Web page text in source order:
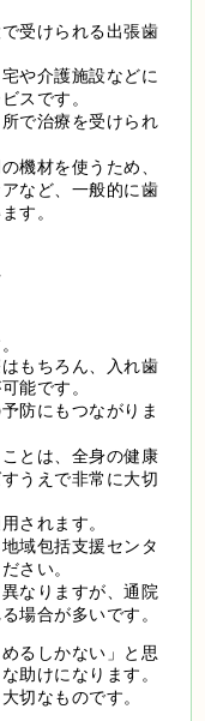
受けられる出張歯
や介護施設などに
スです。
で治療を受けられ
機材を使うため、
など、一般的に歯
す。
もちろん、入れ歯
能です。
防にもつながりま
とは、全身の健康
うえで非常に大切
されます。
域包括支援センタ
さい。
なりますが、通院
場合が多いです。
るしかない」と思
助けになります。
切なものです。